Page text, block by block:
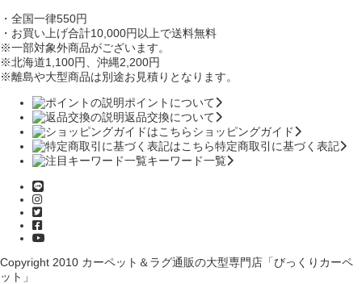
・全国一律550円
・お買い上げ合計10,000円以上で送料無料
※一部対象外商品がございます。
※北海道1,100円 、沖縄2,200円
※離島や大型商品は別途お見積りとなります。
ポイントについて
返品交換について
ショッピングガイド
特定商取引に基づく表記
キーワード一覧
Copyright 2010 カーペット＆ラグ通販の大型専門店「びっくりカーペ
ット」